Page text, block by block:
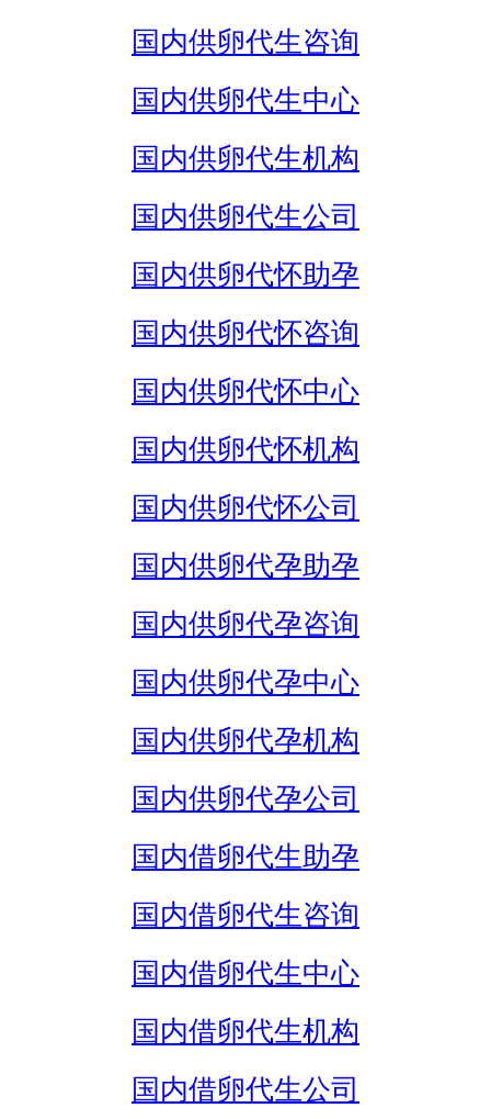
国内供卵代生咨询
国内供卵代生中心
国内供卵代生机构
国内供卵代生公司
国内供卵代怀助孕
国内供卵代怀咨询
国内供卵代怀中心
国内供卵代怀机构
国内供卵代怀公司
国内供卵代孕助孕
国内供卵代孕咨询
国内供卵代孕中心
国内供卵代孕机构
国内供卵代孕公司
国内借卵代生助孕
国内借卵代生咨询
国内借卵代生中心
国内借卵代生机构
国内借卵代生公司